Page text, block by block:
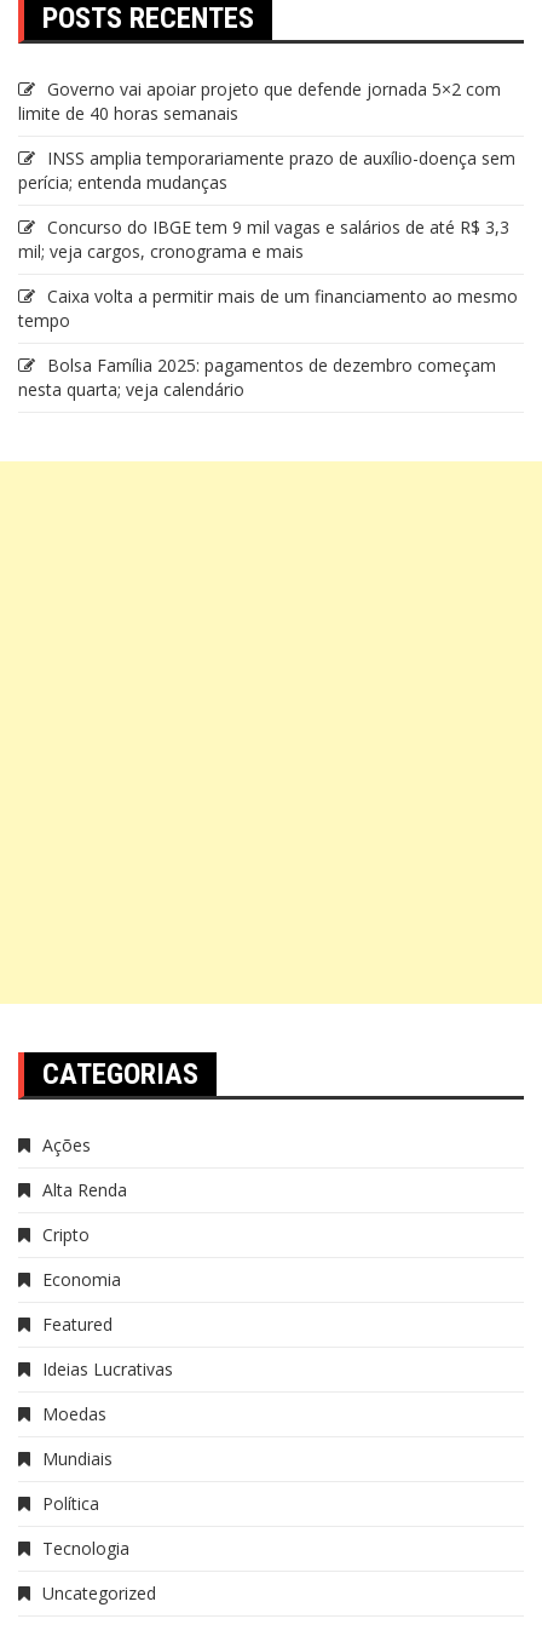
POSTS RECENTES
Governo vai apoiar projeto que defende jornada 5×2 com
limite de 40 horas semanais
INSS amplia temporariamente prazo de auxílio-doença sem
perícia; entenda mudanças
Concurso do IBGE tem 9 mil vagas e salários de até R$ 3,3
mil; veja cargos, cronograma e mais
Caixa volta a permitir mais de um financiamento ao mesmo
tempo
Bolsa Família 2025: pagamentos de dezembro começam
nesta quarta; veja calendário
CATEGORIAS
Ações
Alta Renda
Cripto
Economia
Featured
Ideias Lucrativas
Moedas
Mundiais
Política
Tecnologia
Uncategorized